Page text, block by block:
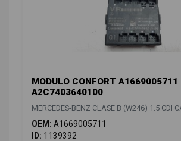
MODULO CONFORT A1669005711
A2C7403640100
MERCEDES-BENZ CLASE B (W246) 1.5 CDI
OEM: A1669005711
ID: 1139392